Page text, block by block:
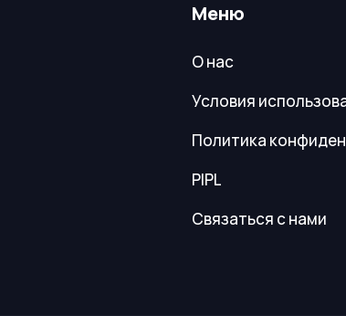
Меню
О нас
Условия
Политика
PIPL
Связаться с нами